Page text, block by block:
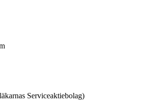
Serviceaktiebolag)